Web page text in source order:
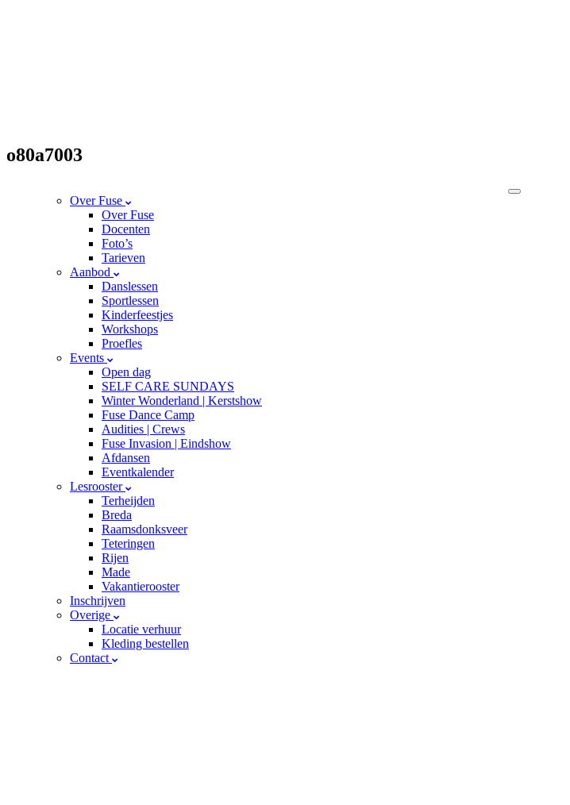
o80a7003
Toggle
Over Fuse
Over Fuse
Docenten
Foto’s
Tarieven
Aanbod
Danslessen
Sportlessen
Kinderfeestjes
Workshops
Proefles
Events
Open dag
SELF CARE SUNDAYS
Winter Wonderland | Kerstshow
Fuse Dance Camp
Audities | Crews
Fuse Invasion | Eindshow
Afdansen
Eventkalender
Lesrooster
Terheijden
Breda
Raamsdonksveer
Teteringen
Rijen
Made
Vakantierooster
Inschrijven
Overige
Locatie verhuur
Kleding bestellen
Contact